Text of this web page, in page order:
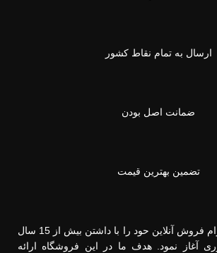
ارسال به تمام نقاط کشور
ضمانت اصل بودن
تضمین بهترین قیمت
فروشگاه موبایل پدرام فروش آنلاین حود را با داشتن بیش از 15 سال
آغاز نمود. هدف ما در این فروشگاه ارائه